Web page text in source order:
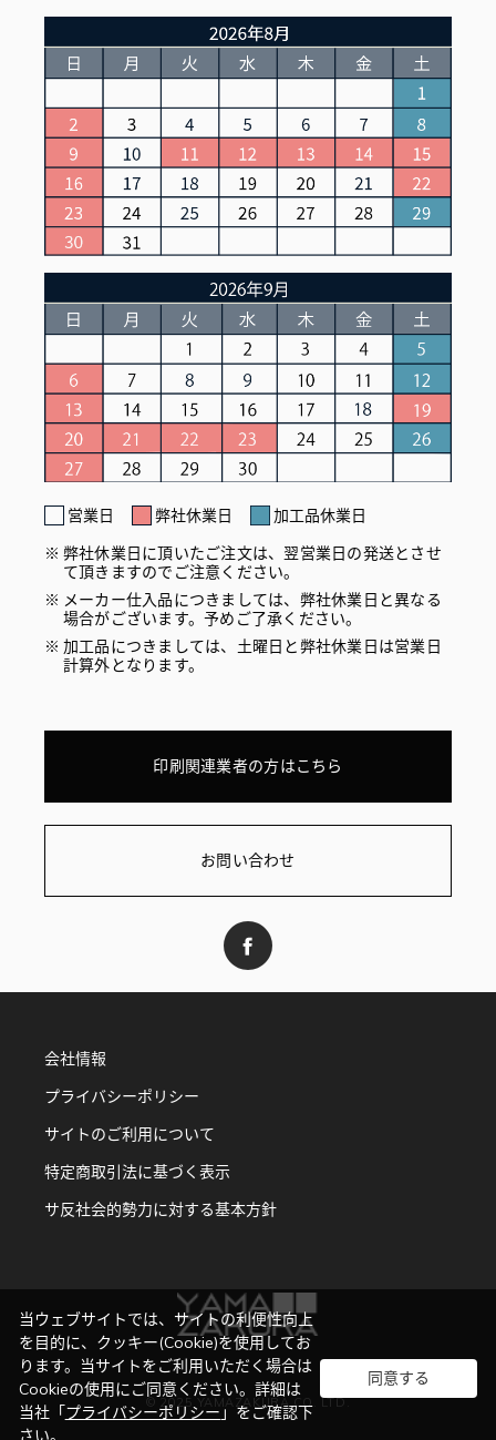
営業日 弊社休業日
加工品休業日
弊社休業日に頂いたご注文は、翌営業日の発送とさせ
て頂きますのでご注意ください。
メーカー仕入品につきましては、弊社休業日と異なる
場合がございます。予めご了承ください。
加工品につきましては、土曜日と弊社休業日は営業日
計算外となります。
印刷関連業者の方はこちら
お問い合わせ
会社情報
プライバシーポリシー
サイトのご利用について
特定商取引法に基づく表示
サ反社会的勢力に対する基本方針
© 2025 YAMAZAKURA CO. LTD.
当ウェブサイトでは、サイトの利便性向上
を目的に、クッキー(Cookie)を使用してお
ります。当サイトをご利用いただく場合は
Cookieの使用にご同意ください。詳細は
当社「プライバシーポリシー」をご確認下
さい。
同意する